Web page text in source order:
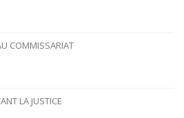
COMMISSARIAT
LA JUSTICE